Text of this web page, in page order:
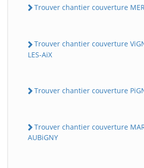
Trouver chantier couverture
Trouver chantier couverture
LES-AiX
Trouver chantier couverture
Trouver chantier couverture
AUBiGNY